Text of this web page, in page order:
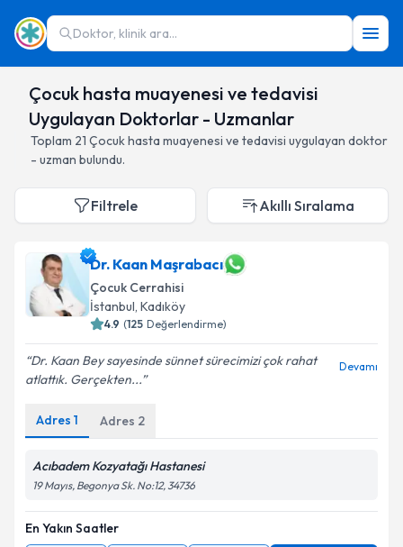
Doktor, klinik ara...
Çocuk hasta muayenesi ve tedavisi
Uygulayan Doktorlar - Uzmanlar
Toplam 21 Çocuk hasta muayenesi ve tedavisi uygulayan doktor
- uzman bulundu.
Filtrele Akıllı Sıralama
Dr. Kaan Maşrabacı
Çocuk Cerrahisi
İstanbul, Kadıköy
4.9 (125 Değerlendirme)
Dr. Kaan Bey sayesinde sünnet sürecimizi çok rahat
atlattık. Gerçekten...
Devamı
Adres 1 Adres 2
Acıbadem Kozyatağı Hastanesi
19 Mayıs, Begonya Sk. No:12, 34736
En Yakın Saatler